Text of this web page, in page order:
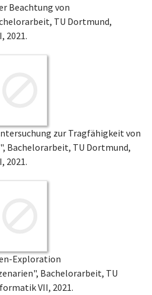
Beachtung von
TU Dortmund,
2021.
zur Tragfähigkeit von
Bachelorarbeit, TU Dortmund,
2021.
Exploration
Bachelorarbeit, TU
VII, 2021.